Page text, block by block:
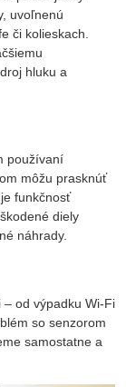
uvoľnenú
či kolieskach.
hluku a
používaní
môžu prasknúť
funkčnosť
diely
náhrady.
od výpadku Wi-Fi
so senzorom
samostatne a